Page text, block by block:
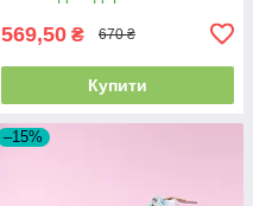
569,50 ₴ 670 ₴
Купити
–15%